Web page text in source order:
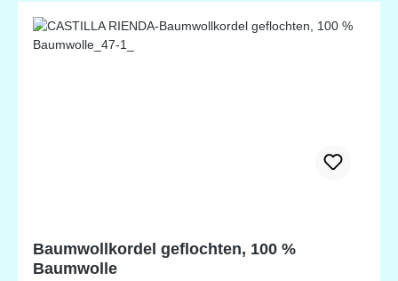
Baumwollkordel geflochten, 100 %
Baumwolle